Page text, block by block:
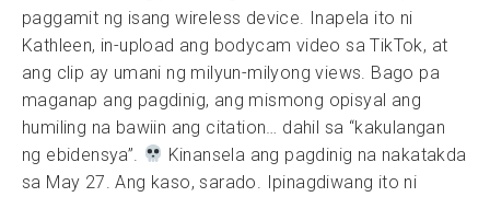
paggamit ng isang wireless device. Inapela ito ni
Kathleen, in-upload ang bodycam video sa TikTok, at
ang clip ay umani ng milyun-milyong views. Bago pa
maganap ang pagdinig, ang mismong opisyal ang
humiling na bawiin ang citation… dahil sa “kakulangan
ng ebidensya”.
Kinansela ang pagdinig na nakatakda
sa May 27. Ang kaso, sarado. Ipinagdiwang ito ni